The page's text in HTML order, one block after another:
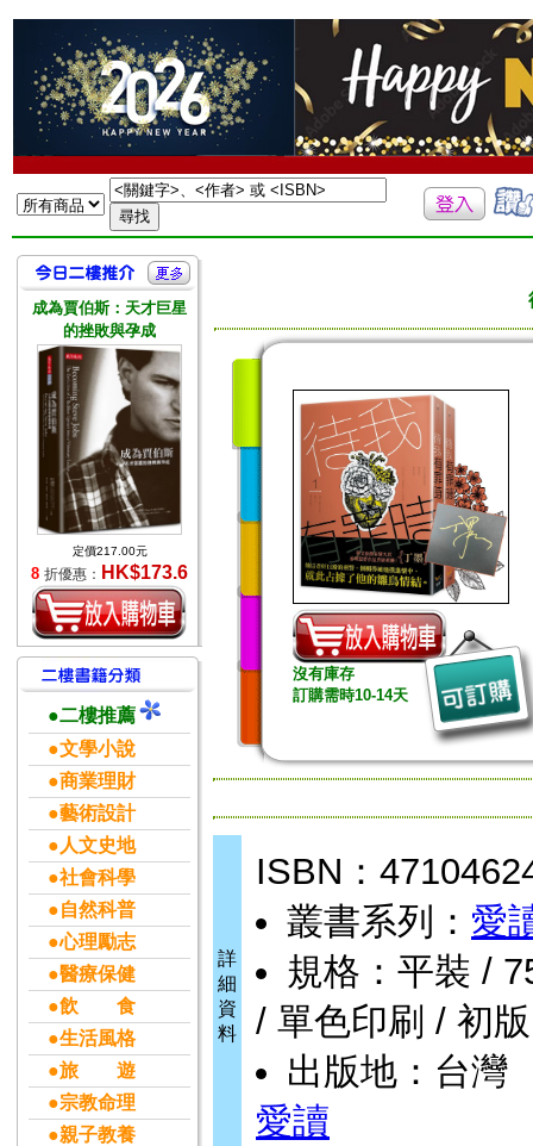
成為賈伯斯：天才巨星
的挫敗與孕成
定價217.00元
8 折優惠： HK$173.6
●二樓推薦
●文學小說
●商業理財
●藝術設計
●人文史地
●社會科學
●自然科普
●心理勵志
●醫療保健
●飲 食
●生活風格
●旅 遊
●宗教命理
●親子教養
沒有庫存
訂購需時10-14天
詳
細
資
料
ISBN：
叢書系列： 愛
規格：平裝 /
/ 單色印刷 / 初版
出版地：台灣
愛讀